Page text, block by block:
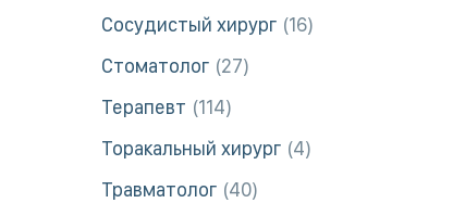
Сосудистый хирург 16
Стоматолог 27
Терапевт 114
Торакальный хирург 4
Травматолог 40